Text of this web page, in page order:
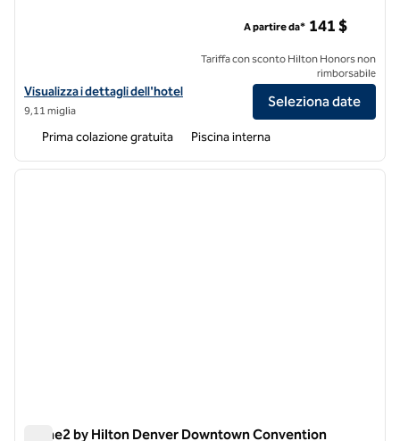
Visualizza i dettagli dell'hotel Homewood Suites by Hilton® Denver
Visualizza i dettagli dell'hotel
9,11 miglia
A partire da* 141 $
Tariffa con sconto Hilton Honors non
rimborsabile
Seleziona date
Prima colazione gratuita Piscina interna
1 di 12
Home2 by Hilton Denver Downtown Convention